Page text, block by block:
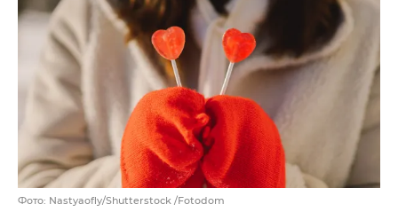
Фото: Nastyaofly/Shutterstock /Fotodom